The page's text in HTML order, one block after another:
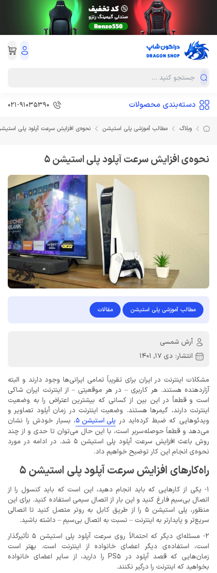
دسته‌بندی محصولات 021-91035390
وبلاگ مطالب آموزشی پلی استیشن نحوه‌ی افزایش سرعت آپلود پلی
نحوه‌ی افزایش سرعت آپلود پلی استیشن 5
مطالب آموزشی پلی استیشن مقالات
آرش شمسی
انتشار: دی 17, 1401
مشکلات اینترنت در ایران برای تقریباً تمامی ایرانی‌ها وجود دارند و البته
آزاردهنده هستند. هر کاربری – در هر موقعیتی – از اینترنت ایران شاکی
است و قطعاً در این بین از کسانی که بیشترین اعتراض را به وضعیت
اینترنت دارند، گیمرها هستند. وضعیت اینترنت در زمان آپلود تصاویر و
ویدئوهایی که ضبط کرده‌اید در پلی استیشن 5
، بسیار خودش را نشان
می‌دهد و قطعاً حوصله‌سربر است، با این حال می‌توان تا حدی و از چند
روش باعث افزایش سرعت آپلود پلی استیشن 5 شد. در ادامه در مورد
نحوه‌ی انجام این کار توضیح خواهیم داد.
راه‌کارهای افزایش سرعت آپلود پلی استیشن 5
1- یکی از کارهایی که باید انجام دهید، این است که باید کنسول را از
اتصال بی‌سیم فارغ کنید و این بار از اتصال سیمی استفاده کنید. برای این
منظور، پلی استیشن 5 را از طریق کابل به روتر متصل کنید تا اتصالی
سریع‌تر و پایدارتر به اینترنت – نسبت به اتصال بی‌سیم – داشته باشید.
2- مسئله‌ای دیگر که احتمالاً روی سرعت آپلود پلی استیشن 5 تأثیرگذار
است، استفاده‌ی دیگر اعضای خانواده از اینترنت است. بهتر است
زمان‌هایی که قصد آپلود در PS5 را دارید، از سایر اعضای خانواده
بخواهید که اینترنت را درگیر نکنند.